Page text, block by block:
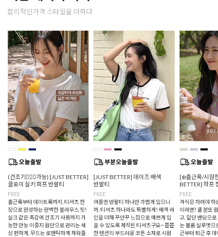
합리적인가격 스타일을 더하다
(건조기🙆🏻‍♀️가능) [JUST BETTER]
클로이 실키 퍼프 반팔티
FREE
출근룩부터 데이트룩까지, 티셔츠 한
장으로 완성하는 완벽한 블라우스 핏!
실크 같은 촉감에 건조기 사용까지 가
능한 만능 이중지 원단으로 관리는 세
상 편하게, 무드는 로맨틱하게 채워줄
[JUST BETTER] 데이즈 배색
반팔티
FREE
여름엔 반팔티 하나만 가볍게 입으니
까, 티셔츠 하나라도 특별하게! 배색 라
인을 더해 꾸안꾸 느낌으로 예쁘게 입
을 수 있도록 제작된 티셔츠구요~ 쫀쫀
한 텐션의 부드러운 코튼 소재로 시원
[❄️출근룩/시원
BETTER] 하프
FREE
격식은 차려야 하
이라면? 쿨 분또
고, 밑단 밴딩으
는 볼륨 실루엣으
근부터 퇴근 후